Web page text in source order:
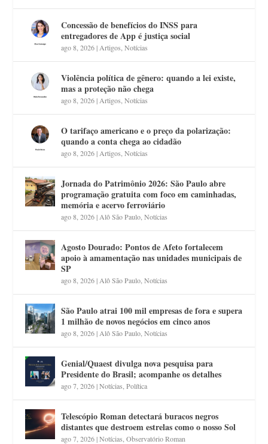
Concessão de benefícios do INSS para
entregadores de App é justiça social
ago 8, 2026| Artigos ,Notícias
Violência política de gênero: quando a lei existe,
mas a proteção não chega
ago 8, 2026| Artigos ,Notícias
O tarifaço americano e o preço da polarização:
quando a conta chega ao cidadão
ago 8, 2026| Artigos ,Notícias
Jornada do Patrimônio 2026: São Paulo abre
programação gratuita com foco em caminhadas,
memória e acervo ferroviário
ago 8, 2026| Alô São Paulo ,Notícias
Agosto Dourado: Pontos de Afeto fortalecem
apoio à amamentação nas unidades municipais de
SP
ago 8, 2026| Alô São Paulo ,Notícias
São Paulo atrai 100 mil empresas de fora e supera
1 milhão de novos negócios em cinco anos
ago 8, 2026| Alô São Paulo ,Notícias
Genial/Quaest divulga nova pesquisa para
Presidente do Brasil; acompanhe os detalhes
ago 7, 2026|Notícias ,Política
Telescópio Roman detectará buracos negros
distantes que destroem estrelas como o nosso Sol
ago 7, 2026|Notícias ,Observatório Roman